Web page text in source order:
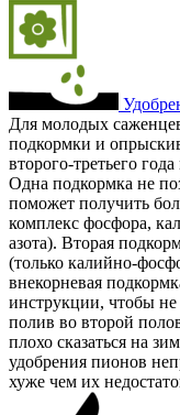
Для молодых
подкормки и
второго-третьего
Одна подкормка не
поможет получить
комплекс фосфора,
азота). Вторая
(только калийно-
внекорневая
инструкции, чтобы
полив во второй
плохо сказаться на
удобрения пионов
хуже чем их